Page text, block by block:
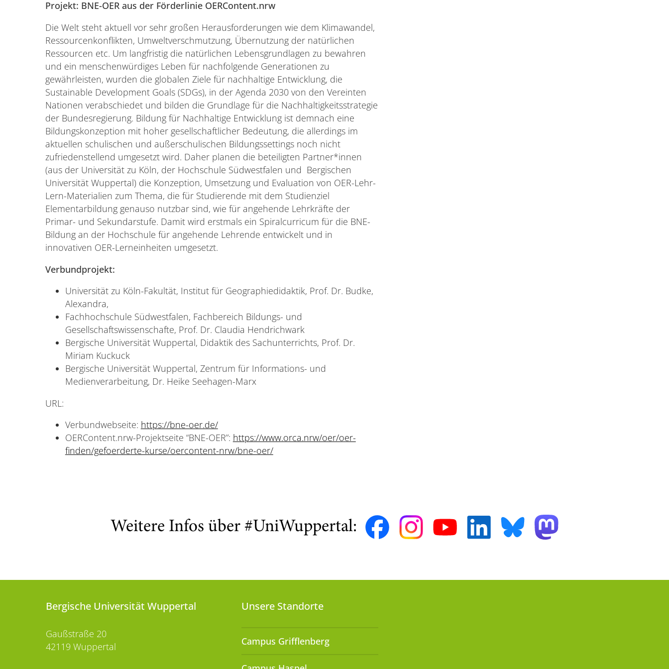
Projekt: BNE-OER aus der Förderlinie OERContent.nrw
Die Welt steht aktuell vor sehr großen Herausforderungen wie dem Klimawandel,
Ressourcenkonflikten, Umweltverschmutzung, Übernutzung der natürlichen
Ressourcen etc. Um langfristig die natürlichen Lebensgrundlagen zu bewahren
und ein menschenwürdiges Leben für nachfolgende Generationen zu
gewährleisten, wurden die globalen Ziele für nachhaltige Entwicklung, die
Sustainable Development Goals (SDGs), in der Agenda 2030 von den Vereinten
Nationen verabschiedet und bilden die Grundlage für die Nachhaltigkeitsstrategie
der Bundesregierung. Bildung für Nachhaltige Entwicklung ist demnach eine
Bildungskonzeption mit hoher gesellschaftlicher Bedeutung, die allerdings im
aktuellen schulischen und außerschulischen Bildungssettings noch nicht
zufriedenstellend umgesetzt wird. Daher planen die beteiligten Partner*innen
(aus der Universität zu Köln, der Hochschule Südwestfalen und Bergischen
Universität Wuppertal) die Konzeption, Umsetzung und Evaluation von OER-Lehr-
Lern-Materialien zum Thema, die für Studierende mit dem Studienziel
Elementarbildung genauso nutzbar sind, wie für angehende Lehrkräfte der
Primar- und Sekundarstufe. Damit wird erstmals ein Spiralcurricum für die BNE-
Bildung an der Hochschule für angehende Lehrende entwickelt und in
innovativen OER-Lerneinheiten umgesetzt.
Verbundprojekt:
Universität zu Köln-Fakultät, Institut für Geographiedidaktik, Prof. Dr. Budke,
Alexandra,
Fachhochschule Südwestfalen, Fachbereich Bildungs- und
Gesellschaftswissenschafte, Prof. Dr. Claudia Hendrichwark
Bergische Universität Wuppertal, Didaktik des Sachunterrichts, Prof. Dr.
Miriam Kuckuck
Bergische Universität Wuppertal, Zentrum für Informations- und
Medienverarbeitung, Dr. Heike Seehagen-Marx
URL:
Verbundwebseite: https://bne-oer.de/
OERContent.nrw-Projektseite “BNE-OER”: https://www.orca.nrw/oer/oer-
finden/gefoerderte-kurse/oercontent-nrw/bne-oer/
Weitere Infos über #UniWuppertal:
Bergische Universität Wuppertal
Gaußstraße 20
42119 Wuppertal
Unsere Standorte
Campus Grifflenberg